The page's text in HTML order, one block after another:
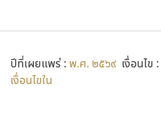
ปีที่เผยแพร่ : พ.ศ. ๒๕๖๙ เงื่อนไข :
เงื่อนไขใน